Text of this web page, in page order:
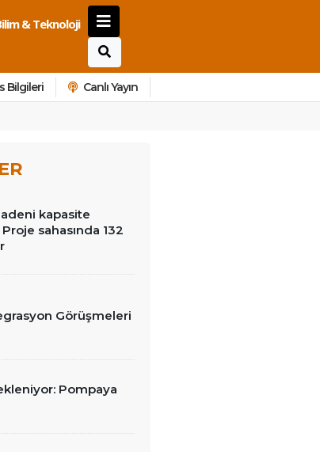
& Teknoloji
Bilgileri Canlı Yayın
kapasite
Proje sahasında 132
Görüşmeleri
Pompaya